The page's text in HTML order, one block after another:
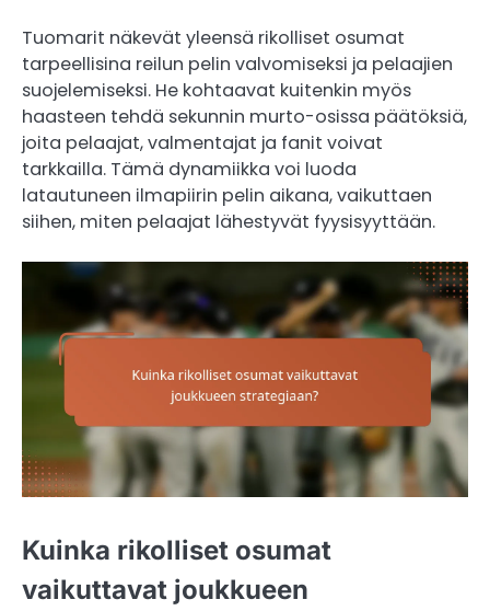
Tuomarit näkevät yleensä rikolliset osumat
tarpeellisina reilun pelin valvomiseksi ja pelaajien
suojelemiseksi. He kohtaavat kuitenkin myös
haasteen tehdä sekunnin murto-osissa päätöksiä,
joita pelaajat, valmentajat ja fanit voivat
tarkkailla. Tämä dynamiikka voi luoda
latautuneen ilmapiirin pelin aikana, vaikuttaen
siihen, miten pelaajat lähestyvät fyysisyyttään.
Kuinka rikolliset osumat
vaikuttavat joukkueen